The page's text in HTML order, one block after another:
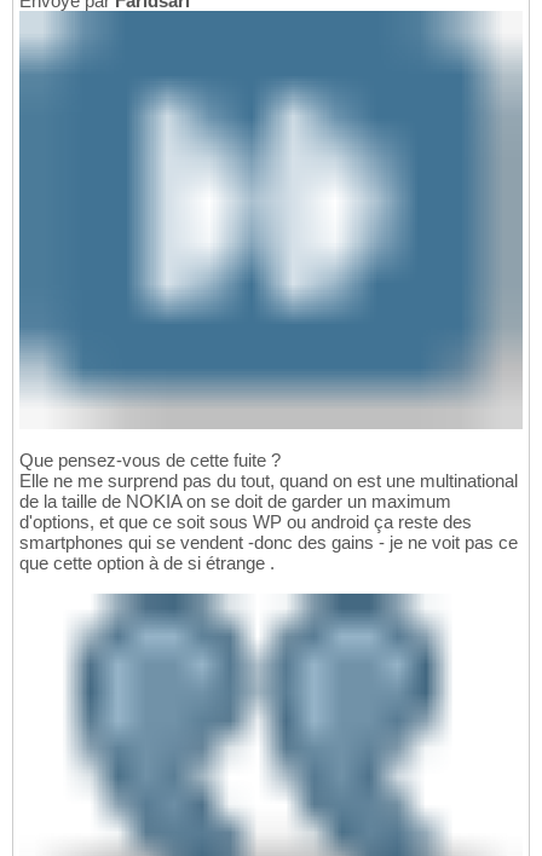
Que pensez-vous de cette fuite ?
Elle ne me surprend pas du tout, quand on est une multinational
de la taille de NOKIA on se doit de garder un maximum
d'options, et que ce soit sous WP ou android ça reste des
smartphones qui se vendent -donc des gains - je ne voit pas ce
que cette option à de si étrange .